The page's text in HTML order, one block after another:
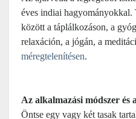
éves indiai
között a táplálkozáson, a
relaxáción, a jógán, a
méregtelenítésen.
Az alkalmazási módszer és a
Öntse egy vagy két tasak